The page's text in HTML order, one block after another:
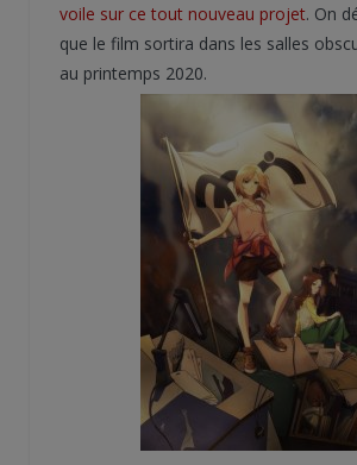
voile sur ce tout nouveau projet. On
que le film sortira dans les salles
au printemps 2020.